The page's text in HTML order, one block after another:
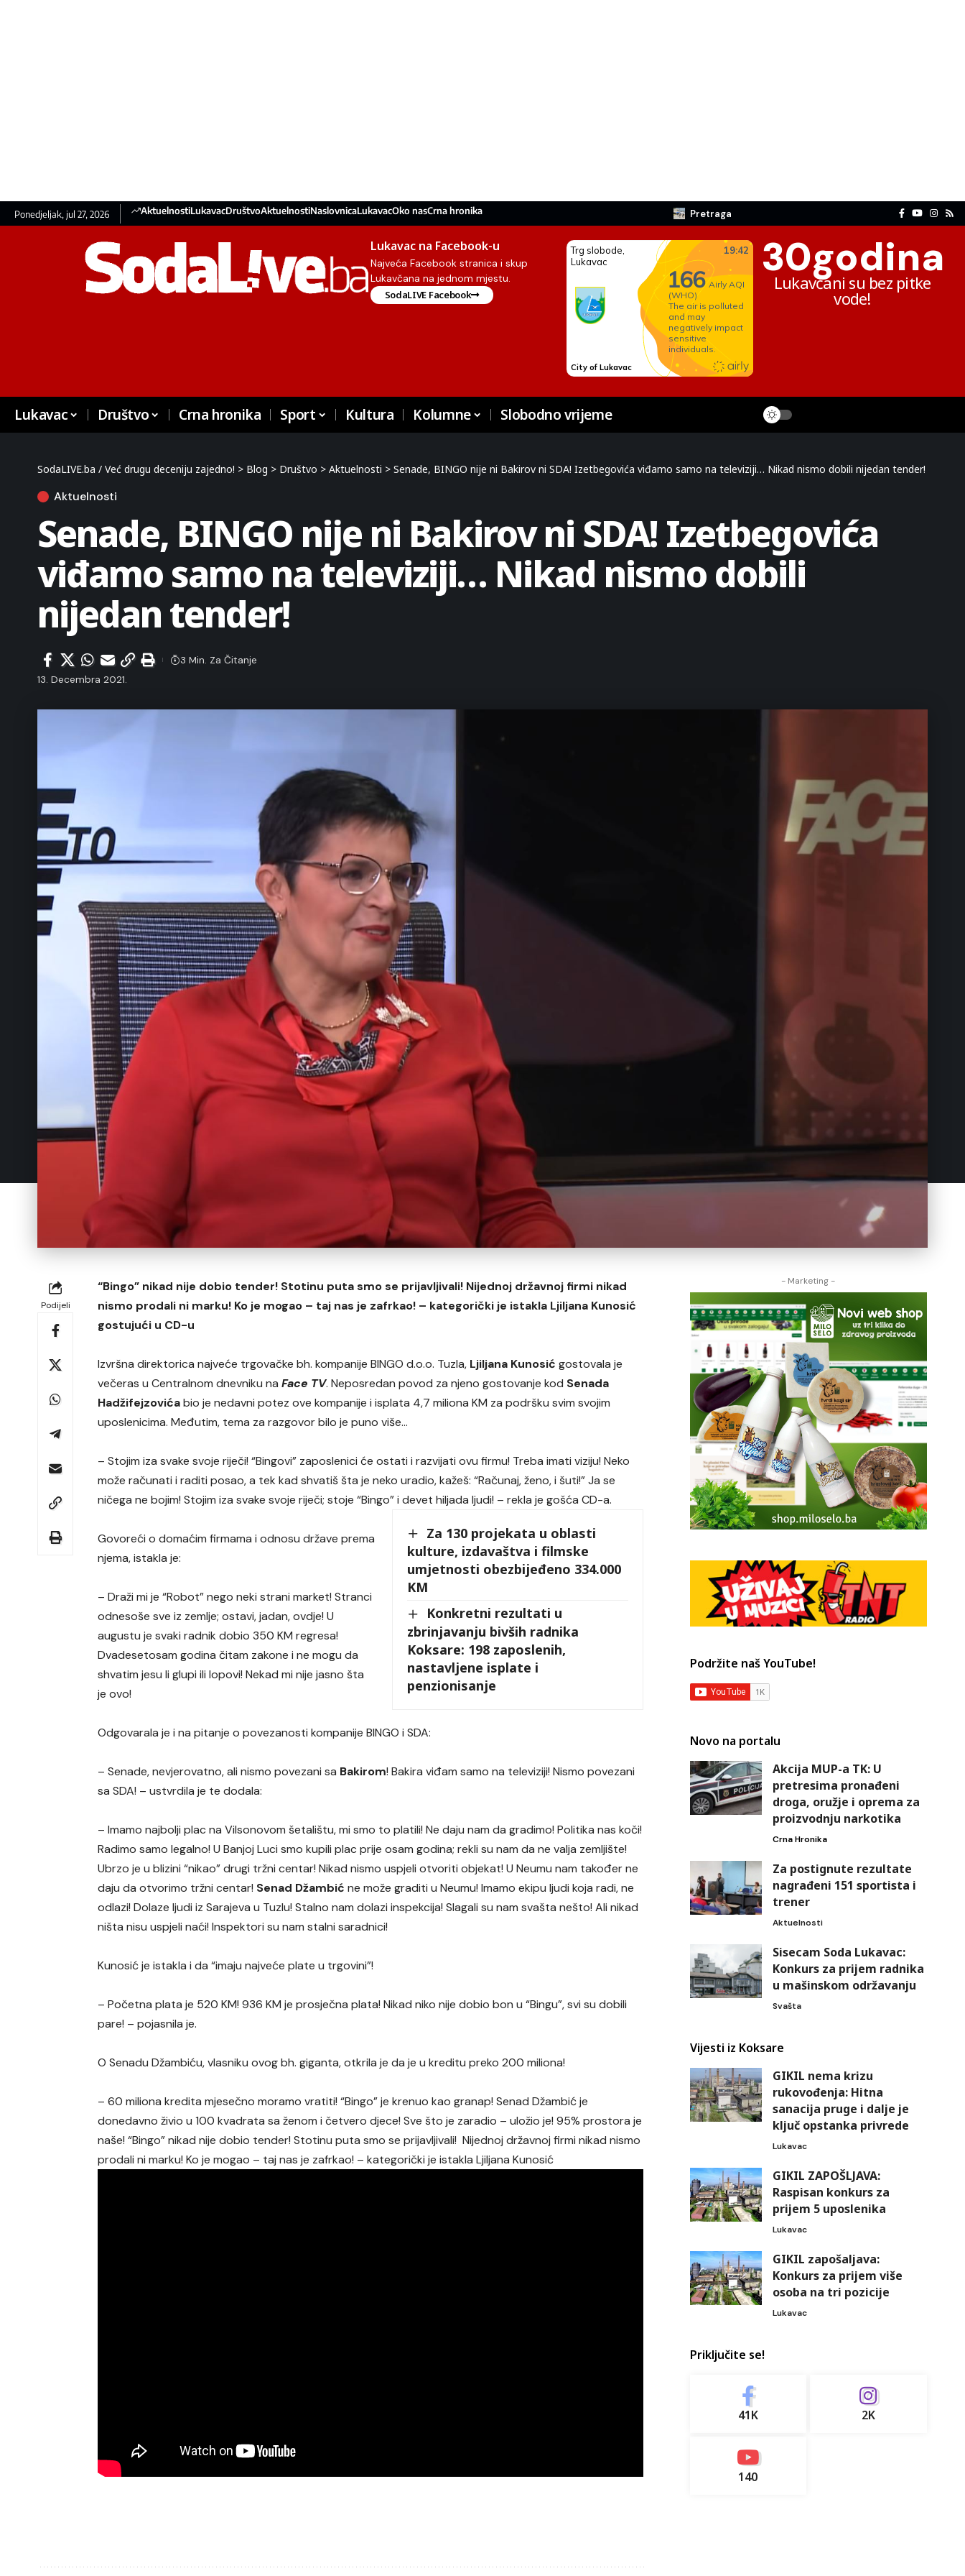
Ponedjeljak, jul 27, 2026 AktuelnostiLukavacDruštvoAktuelnostiNaslovnicaLukavacOko nasCrna hronika Pretraga
Lukavac na Facebook-u
Najveća Facebook stranica i skup
Lukavčana na jednom mjestu.
SodaLIVE Facebook
30godina
Lukavčani su bez pitke
vode!
Lukavac Društvo Crna hronika Sport Kultura Kolumne Slobodno vrijeme
SodaLIVE.ba / Već drugu deceniju zajedno! > Blog > Društvo > Aktuelnosti > Senade, BINGO nije ni Bakirov ni SDA! Izetbegovića viđamo samo na televiziji… Nikad nismo dobili nijedan tender!
Aktuelnosti
Senade, BINGO nije ni Bakirov ni SDA! Izetbegovića
viđamo samo na televiziji… Nikad nismo dobili
nijedan tender!
13. Decembra 2021.
3 Min. Za Čitanje
Podijeli
“Bingo” nikad nije dobio tender! Stotinu puta smo se prijavljivali! Nijednoj državnoj firmi nikad
nismo prodali ni marku! Ko je mogao – taj nas je zafrkao! – kategorički je istakla Ljiljana Kunosić
gostujući u CD-u
Izvršna direktorica najveće trgovačke bh. kompanije BINGO d.o.o. Tuzla, Ljiljana Kunosić gostovala je
večeras u Centralnom dnevniku naFace TV. Neposredan povod za njeno gostovanje kod Senada
Hadžifejzovićabio je nedavni potez ove kompanije i isplata 4,7 miliona KM za podršku svim svojim
uposlenicima. Međutim, tema za razgovor bilo je puno više…
– Stojim iza svake svoje riječi! “Bingovi” zaposlenici će ostati i razvijati ovu firmu! Treba imati viziju! Neko
može računati i raditi posao, a tek kad shvatiš šta je neko uradio, kažeš: “Računaj, ženo, i šuti!” Ja se
ničega ne bojim! Stojim iza svake svoje riječi; stoje “Bingo” i devet hiljada ljudi! – rekla je gošća CD-a.
Za 130 projekata u oblasti
kulture, izdavaštva i filmske
umjetnosti obezbijeđeno 334.000
KM
Konkretni rezultati u
zbrinjavanju bivših radnika
Koksare: 198 zaposlenih,
nastavljene isplate i
penzionisanje
Govoreći o domaćim firmama i odnosu države prema
njema, istakla je:
– Draži mi je “Robot” nego neki strani market! Stranci
odnesoše sve iz zemlje; ostavi, jadan, ovdje! U
augustu je svaki radnik dobio 350 KM regresa!
Dvadesetosam godina čitam zakone i ne mogu da
shvatim jesu li glupi ili lopovi! Nekad mi nije jasno šta
je ovo!
Odgovarala je i na pitanje o povezanosti kompanije BINGO i SDA:
– Senade, nevjerovatno, ali nismo povezani sa Bakirom! Bakira viđam samo na televiziji! Nismo povezani
sa SDA! – ustvrdila je te dodala:
– Imamo najbolji plac na Vilsonovom šetalištu, mi smo to platili! Ne daju nam da gradimo! Politika nas koči!
Radimo samo legalno! U Banjoj Luci smo kupili plac prije osam godina; rekli su nam da ne valja zemljište!
Ubrzo je u blizini “nikao” drugi tržni centar! Nikad nismo uspjeli otvoriti objekat! U Neumu nam također ne
daju da otvorimo tržni centar! Senad Džambić ne može graditi u Neumu! Imamo ekipu ljudi koja radi, ne
odlazi! Dolaze ljudi iz Sarajeva u Tuzlu! Stalno nam dolazi inspekcija! Slagali su nam svašta nešto! Ali nikad
ništa nisu uspjeli naći! Inspektori su nam stalni saradnici!
Kunosić je istakla i da “imaju najveće plate u trgovini”!
– Početna plata je 520 KM! 936 KM je prosječna plata! Nikad niko nije dobio bon u “Bingu”, svi su dobili
pare! – pojasnila je.
O Senadu Džambiću, vlasniku ovog bh. giganta, otkrila je da je u kreditu preko 200 miliona!
– 60 miliona kredita mjesečno moramo vratiti! “Bingo” je krenuo kao granap! Senad Džambić je
donedavno živio u 100 kvadrata sa ženom i četvero djece! Sve što je zaradio – uložio je! 95% prostora je
naše! “Bingo” nikad nije dobio tender! Stotinu puta smo se prijavljivali! Nijednoj državnoj firmi nikad nismo
prodali ni marku! Ko je mogao – taj nas je zafrkao! – kategorički je istakla Ljiljana Kunosić
- Marketing -
Podržite naš YouTube!
Novo na portalu
Akcija MUP-a TK: U
pretresima pronađeni
droga, oružje i oprema za
proizvodnju narkotika
Crna Hronika
Za postignute rezultate
nagrađeni 151 sportista i
trener
Aktuelnosti
Sisecam Soda Lukavac:
Konkurs za prijem radnika
u mašinskom održavanju
Svašta
Vijesti iz Koksare
GIKIL nema krizu
rukovođenja: Hitna
sanacija pruge i dalje je
ključ opstanka privrede
Lukavac
GIKIL ZAPOŠLJAVA:
Raspisan konkurs za
prijem 5 uposlenika
Lukavac
GIKIL zapošaljava:
Konkurs za prijem više
osoba na tri pozicije
Lukavac
Priključite se!
41K 2K
140